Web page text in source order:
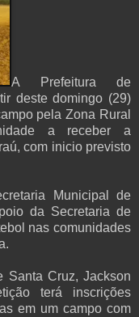
A Prefeitura de
deste domingo (29)
pela Zona Rural
a receber a
com inicio previsto
Municipal de
da Secretaria de
nas comunidades
Santa Cruz, Jackson
terá inscrições
em um campo com